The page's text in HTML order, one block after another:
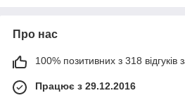
Про нас
100% позитивних з 318 відгуків
Працює з 29.12.2016